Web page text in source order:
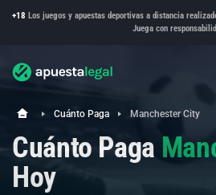
+18 Los juegos y apuestas deportivas a distancia
Juega con
Cuánto Paga Manchester City
Cuánto Paga
Hoy